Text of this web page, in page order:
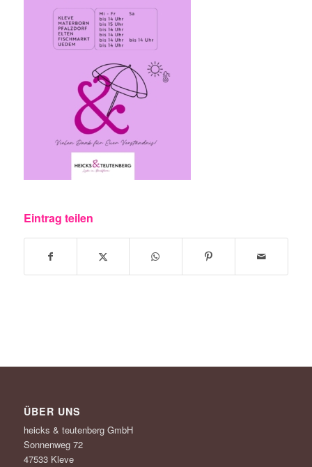
Eintrag teilen
ÜBER UNS
heicks & teutenberg GmbH
Sonnenweg 72
47533 Kleve